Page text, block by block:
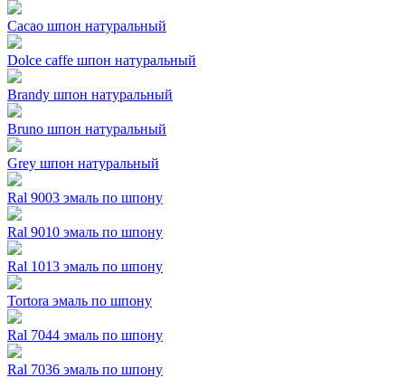
Cacao шпон натуральный
Dolce caffe шпон натуральный
Brandy шпон натуральный
Bruno шпон натуральный
Grey шпон натуральный
Ral 9003 эмаль по шпону
Ral 9010 эмаль по шпону
Ral 1013 эмаль по шпону
Tortora эмаль по шпону
Ral 7044 эмаль по шпону
Ral 7036 эмаль по шпону